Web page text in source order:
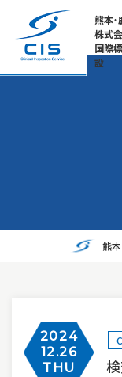
熊本
株式
国際
設
熊
2024
12.26
THU